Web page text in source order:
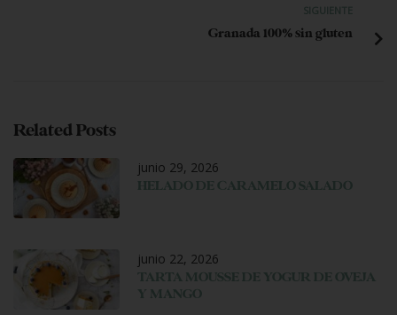
SIGUIENTE
Granada 100% sin gluten
Related Posts
junio 29, 2026
HELADO DE CARAMELO SALADO
junio 22, 2026
TARTA MOUSSE DE YOGUR DE OVEJA
Y MANGO